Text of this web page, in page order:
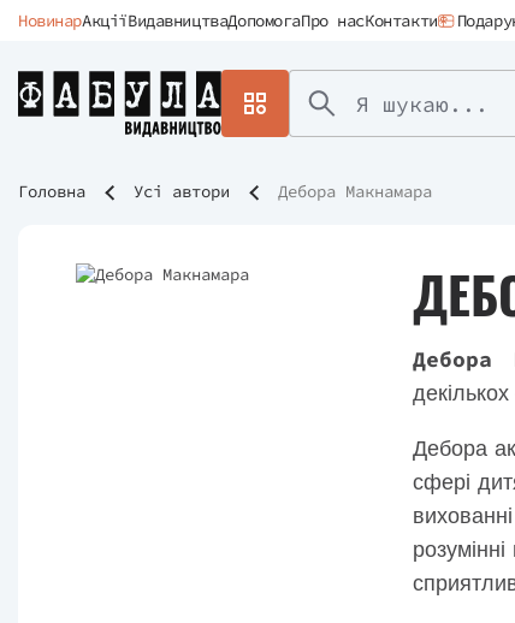
НовинарАкціїВидавництваДопомогаПро насКонтакти
Головна Усі автори Дебора Макнамара
Дебора
Дебора
сфері